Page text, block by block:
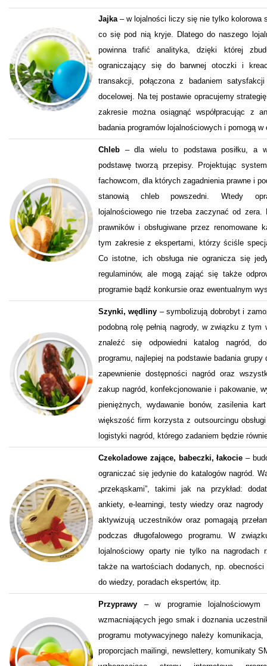
Jajka– w lojalności liczy się nie tylko kolorowa
co się pod nią kryje. Dlatego do naszego
powinna trafić analityka, dzięki której
ograniczający się do barwnej otoczki i
transakcji, połączona z badaniem
docelowej. Na tej postawie opracujemy
zakresie można osiągnąć współpracując z
badania programów lojalnościowych i pomogą
Chleb – dla wielu to podstawa posiłku, a
podstawę tworzą przepisy. Projektując
fachowcom, dla których zagadnienia prawne i
stanowią chleb powszedni. Wtedy
lojalnościowego nie trzeba zaczynać od zera.
prawników i obsługiwane przez renomowane
tym zakresie z ekspertami, którzy ściśle
Co istotne, ich obsługa nie ogranicza się
regulaminów, ale mogą zająć się także
programie bądź konkursie oraz ewentualnym
Szynki, wędliny – symbolizują dobrobyt i
podobną rolę pełnią nagrody, w związku z
znaleźć się odpowiedni katalog nagród,
programu, najlepiej na podstawie badania
zapewnienie dostępności nagród oraz
zakup nagród, konfekcjonowanie i pakowanie,
pieniężnych, wydawanie bonów, zasilenia
większość firm korzysta z outsourcingu
logistyki nagród, którego zadaniem będzie
Czekoladowe zające, babeczki, łakocie –
ograniczać się jedynie do katalogów nagród.
„przekąskami”, takimi jak na przykład:
ankiety, e-learningi, testy wiedzy oraz nagrody
aktywizują uczestników oraz pomagają
podczas długofalowego programu. W
lojalnościowy oparty nie tylko na nagrodach
także na wartościach dodanych, np.
do wiedzy, poradach ekspertów, itp.
Przyprawy – w programie lojalnościowym
wzmacniających jego smak i doznania
programu motywacyjnego należy
proporcjach mailingi, newslettery, komunikaty